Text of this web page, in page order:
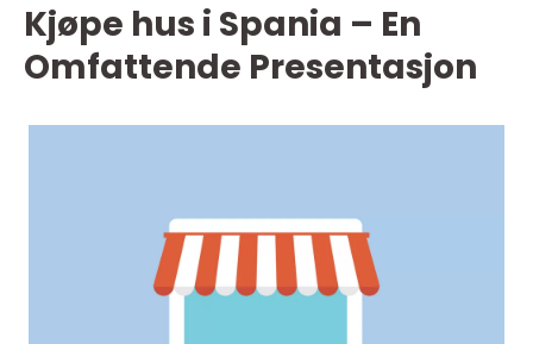
Kjøpe hus i Spania – En
Omfattende Presentasjon